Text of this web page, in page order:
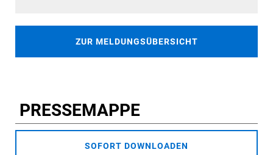
ZUR MELDUNGSÜBERSICHT
PRESSEMAPPE
SOFORT DOWNLOADEN